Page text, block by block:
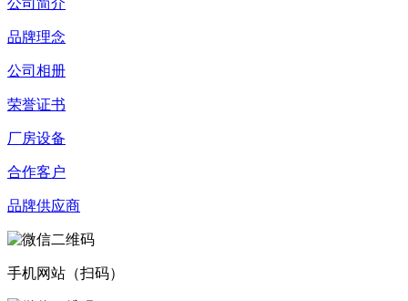
品牌理念
公司相册
荣誉证书
厂房设备
合作客户
品牌供应商
手机网站（扫码）